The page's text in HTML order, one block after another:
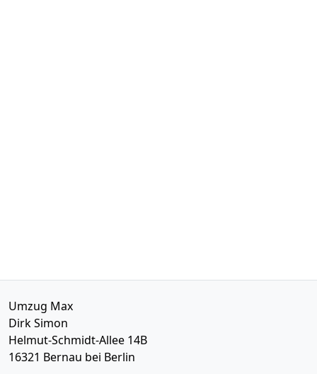
Umzug Max
Dirk Simon
Helmut-Schmidt-Allee 14B
16321 Bernau bei Berlin